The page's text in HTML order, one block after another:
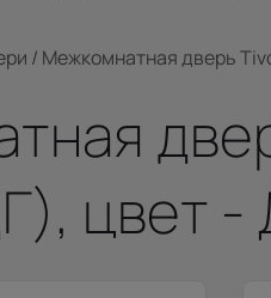
/ Межкомнатная дверь
цвет -